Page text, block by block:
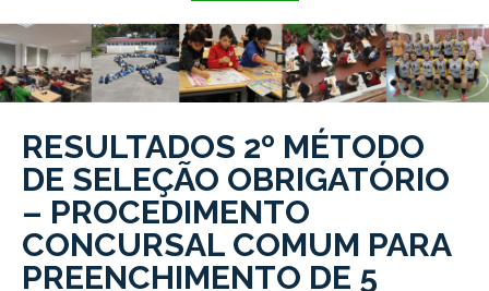
RESULTADOS 2º MÉTODO
DE SELEÇÃO OBRIGATÓRIO
– PROCEDIMENTO
CONCURSAL COMUM PARA
PREENCHIMENTO DE 5